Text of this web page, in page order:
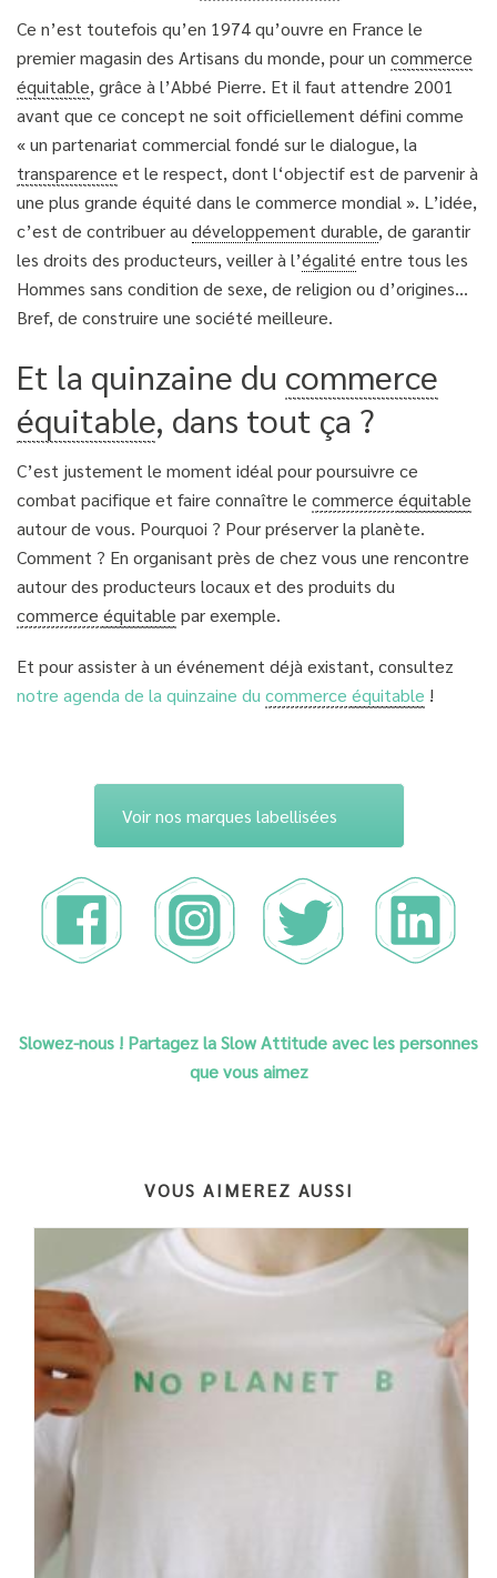
Ce n’est toutefois qu’en 1974 qu’ouvre en France le
premier magasin des Artisans du monde, pour un commerce
équitable, grâce à l’Abbé Pierre. Et il faut attendre 2001
avant que ce concept ne soit officiellement défini comme
« un partenariat commercial fondé sur le dialogue, la
transparence et le respect, dont l‘objectif est de parvenir à
une plus grande équité dans le commerce mondial ». L’idée,
c’est de contribuer au développement durable, de garantir
les droits des producteurs, veiller à l’égalité entre tous les
Hommes sans condition de sexe, de religion ou d’origines…
Bref, de construire une société meilleure.
Et la quinzaine du commerce
équitable, dans tout ça ?
C’est justement le moment idéal pour poursuivre ce
combat pacifique et faire connaître le commerce équitable
autour de vous. Pourquoi ? Pour préserver la planète.
Comment ? En organisant près de chez vous une rencontre
autour des producteurs locaux et des produits du
commerce équitable par exemple.
Et pour assister à un événement déjà existant, consultez
notre agenda de la quinzaine du commerce équitable !
Voir nos marques labellisées
Slowez-nous ! Partagez la Slow Attitude avec les personnes
que vous aimez
VOUS AIMEREZ AUSSI